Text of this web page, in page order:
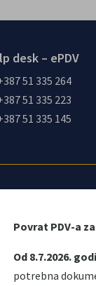
Povrat PDV-a
Od 8.7.2026.
potrebna
desk – ePDV
51 335 264
51 335 223
51 335 145
odbor
sindikat
za